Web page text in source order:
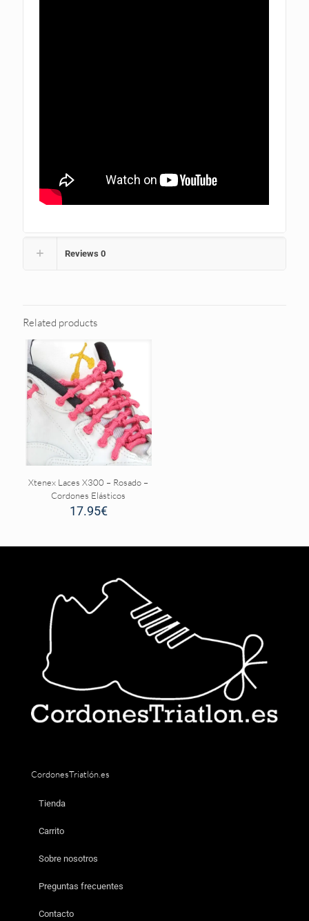
Reviews 0
Related products
Xtenex Laces X300 – Rosado –
Cordones Elásticos
17.95€
CordonesTriatlón.es
Tienda
Carrito
Sobre nosotros
Preguntas frecuentes
Contacto